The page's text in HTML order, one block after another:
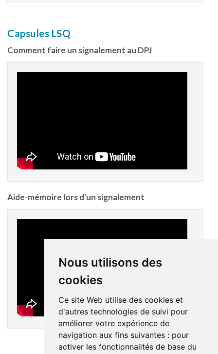
Nous utilisons des
cookies
Ce site Web utilise des cookies et
d'autres technologies de suivi pour
améliorer votre expérience de
navigation aux fins suivantes : pour
activer les fonctionnalités de base du
Capsules LSQ
Comment faire un signalement au DPJ
Aide-mémoire lors d'un signalement